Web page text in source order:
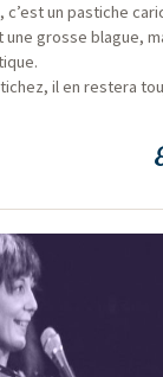
c’est un pas­tiche
une grosse blague,
il en res­te­ra